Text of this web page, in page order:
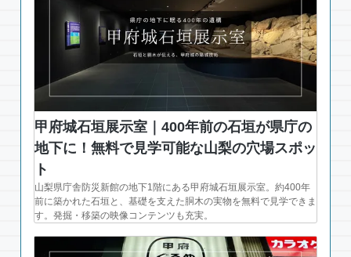
甲府城石垣展示室｜400年前の石垣が県庁の
地下に！無料で見学可能な山梨の穴場スポッ
ト
山梨県庁舎防災新館の地下1階にある甲府城石垣展示室。約400年
前に築かれた石垣と、基礎を支えた胴木の実物を無料で見学できま
す。発掘・移築の映像コンテンツも充実。